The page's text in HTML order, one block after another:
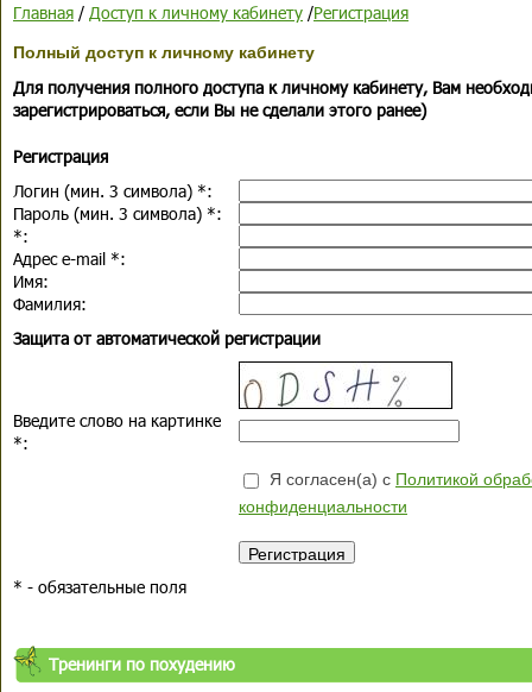
Главная / Доступ к личному кабинету /Регистрация
Полный доступ к личному кабинету
Для получения полного доступа к личному кабинету, Вам
зарегистрироваться, если Вы не сделали этого ранее)
Регистрация
Логин (мин. 3 символа) *:
Пароль (мин. 3 символа) *:
*:
Адрес e-mail *:
Имя:
Фамилия:
Защита от автоматической регистрации
Введите слово на картинке
*:
Я согласен(а) с Политикой
конфиденциальности
* - обязательные поля
Тренинги по похудению